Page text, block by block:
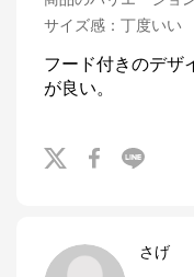
サイズ感 ： 丁度いい
フード付きのデザ
が良い。
さげ